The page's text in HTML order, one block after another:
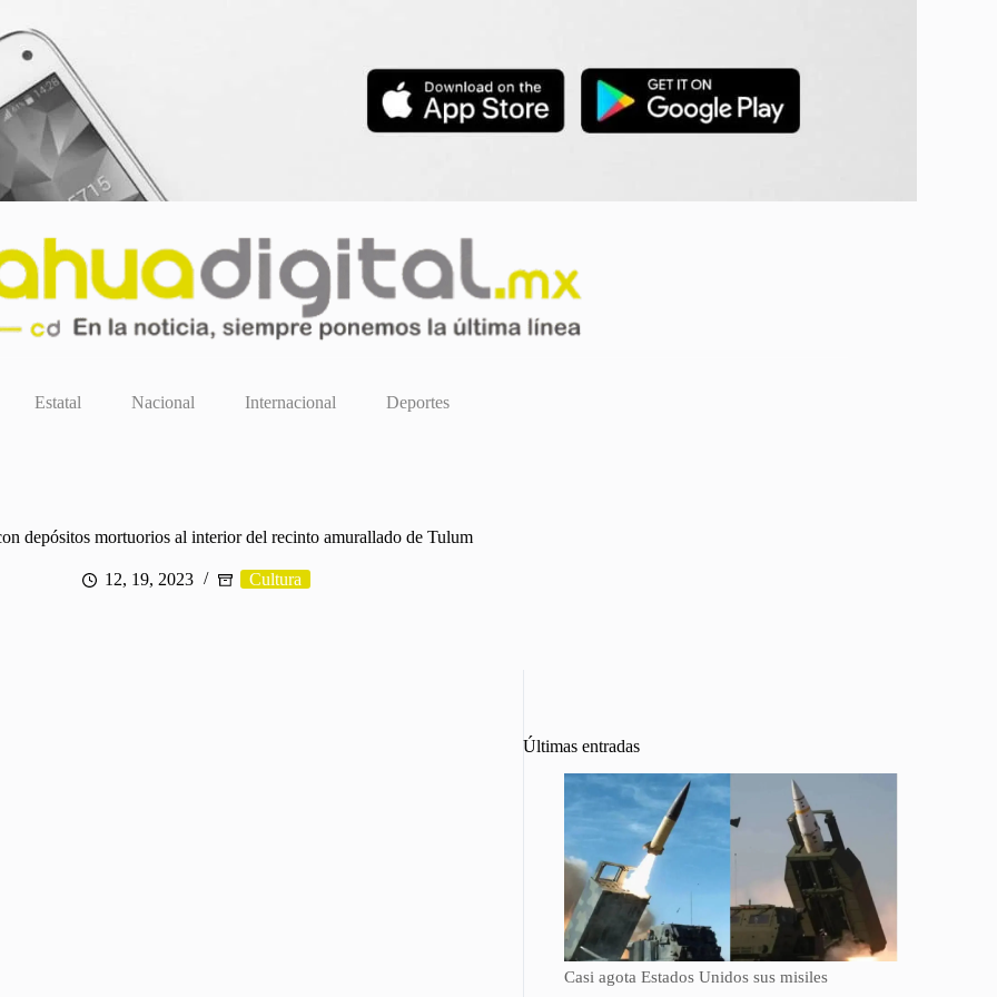
Estatal Nacional Internacional Deportes
depósitos mortuorios al interior del recinto amurallado de Tulum
12, 19, 2023 Cultura
Últimas entradas
Casi agota Estados Unidos sus misiles